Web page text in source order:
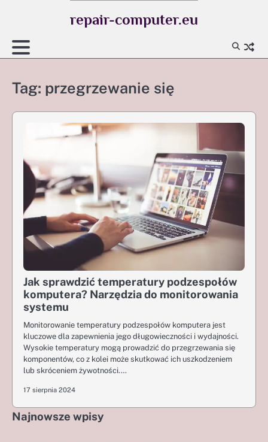
repair-computer.eu
Tag: przegrzewanie się
Jak sprawdzić temperatury podzespołów
komputera? Narzędzia do monitorowania
systemu
Monitorowanie temperatury podzespołów komputera jest
kluczowe dla zapewnienia jego długowieczności i wydajności.
Wysokie temperatury mogą prowadzić do przegrzewania się
komponentów, co z kolei może skutkować ich uszkodzeniem
lub skróceniem żywotności.…
17 sierpnia 2024
Najnowsze wpisy